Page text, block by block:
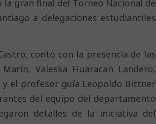
gran final del Torneo Nacional de
a delegaciones estudiantiles
contó con la presencia de las
Valeska Huaracan Landero,
y el profesor guía Leopoldo Bittner
del equipo del departamento
detalles de la iniciativa del